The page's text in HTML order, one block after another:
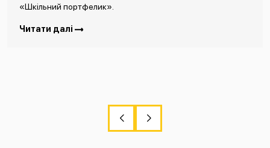
«Шкільний портфелик».
Читати далі